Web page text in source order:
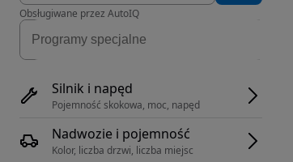
Obsługiwane przez AutoIQ
Silnik i napęd
Pojemność skokowa, moc, napęd
Nadwozie i pojemność
Kolor, liczba drzwi, liczba miejsc